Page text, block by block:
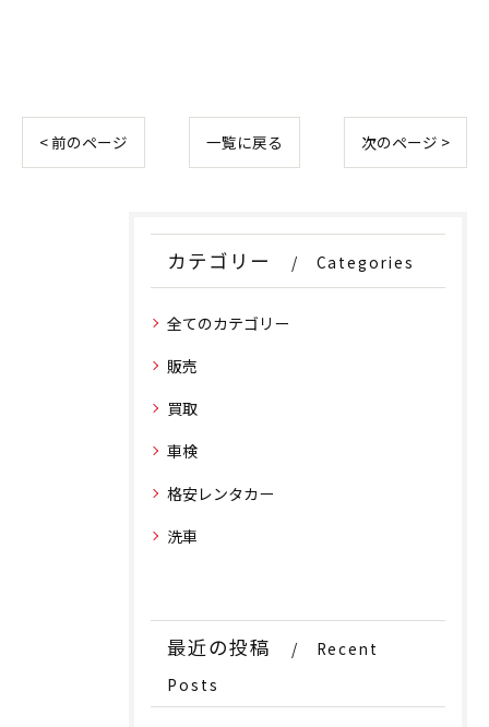
< 前のページ 一覧に戻る 次のページ >
カテゴリー Categories
全てのカテゴリー
販売
買取
車検
格安レンタカー
洗車
最近の投稿
Recent
Posts